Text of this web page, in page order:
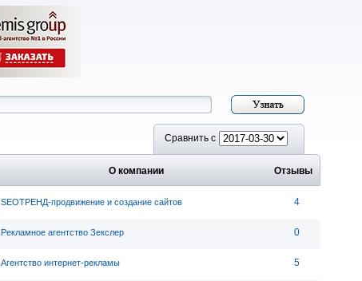
Сравнить с
О компании Отзывы
SEOТРЕНД-продвижение и создание сайтов 4
Рекламное агентство Зекслер 0
Агентство интернет-рекламы 5